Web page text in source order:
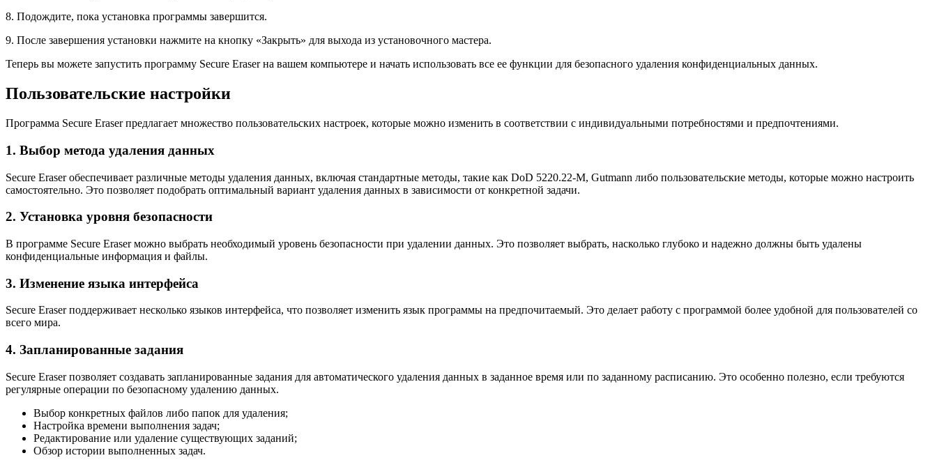
8. Подождите, пока установка программы завершится.
9. После завершения установки нажмите на кнопку «Закрыть» для выхода из установочного мастера.
Теперь вы можете запустить программу Secure Eraser на вашем компьютере и начать использовать все ее функции для безопасного удаления конфиденциальных данных.
Пользовательские настройки
Программа Secure Eraser предлагает множество пользовательских настроек, которые можно изменить в соответствии с индивидуальными потребностями и предпочтениями.
1. Выбор метода удаления данных
Secure Eraser обеспечивает различные методы удаления данных, включая стандартные методы, такие как DoD 5220.22-M, Gutmann либо пользовательские методы, которые можно настроить
самостоятельно. Это позволяет подобрать оптимальный вариант удаления данных в зависимости от конкретной задачи.
2. Установка уровня безопасности
В программе Secure Eraser можно выбрать необходимый уровень безопасности при удалении данных. Это позволяет выбрать, насколько глубоко и надежно должны быть удалены
конфиденциальные информация и файлы.
3. Изменение языка интерфейса
Secure Eraser поддерживает несколько языков интерфейса, что позволяет изменить язык программы на предпочитаемый. Это делает работу с программой более удобной для пользователей со
всего мира.
4. Запланированные задания
Secure Eraser позволяет создавать запланированные задания для автоматического удаления данных в заданное время или по заданному расписанию. Это особенно полезно, если требуются
регулярные операции по безопасному удалению данных.
Выбор конкретных файлов либо папок для удаления;
Настройка времени выполнения задач;
Редактирование или удаление существующих заданий;
Обзор истории выполненных задач.